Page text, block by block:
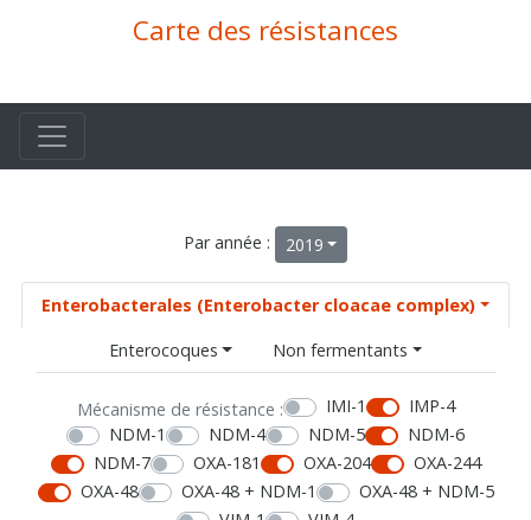
Carte des résistances
Par année : 2019
Enterobacterales (Enterobacter cloacae complex)
Enterocoques
Non fermentants
Mécanisme de résistance : IMI-1
IMP-4
NDM-1
NDM-4 NDM-5
NDM-6
NDM-7
OXA-181 OXA-204
OXA-244
OXA-48
OXA-48 + NDM-1
OXA-48 + NDM-5